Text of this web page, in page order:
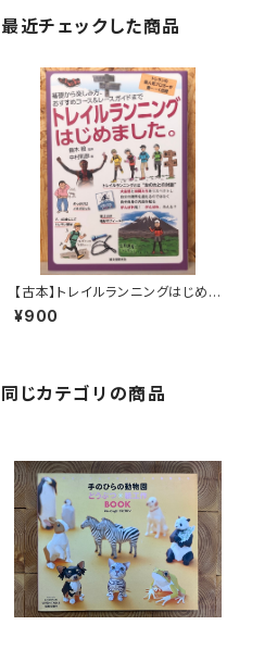
最近チェックした商品
【古本】トレイルランニングはじめま
した。
¥900
同じカテゴリの商品